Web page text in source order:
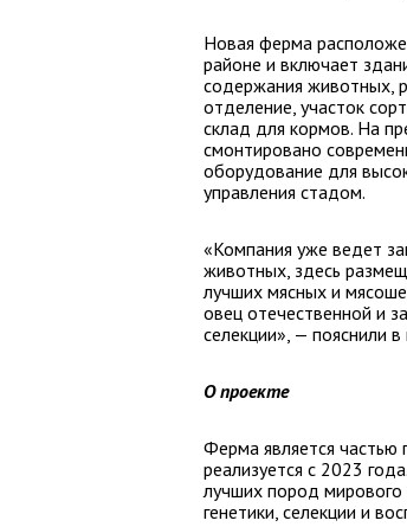
Новая ферма
районе и включает
содержания животных,
отделение, участок
склад для кормов. На
смонтировано
оборудование для
управления стадом.
«Компания уже ведет
животных, здесь
лучших мясных и
овец отечественной и
селекции», — пояснили
О проекте
Ферма является частью
реализуется с 2023
лучших пород мирового
генетики, селекции и